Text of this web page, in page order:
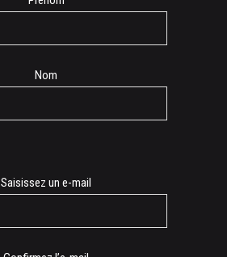
Nom
Saisissez un e-mail